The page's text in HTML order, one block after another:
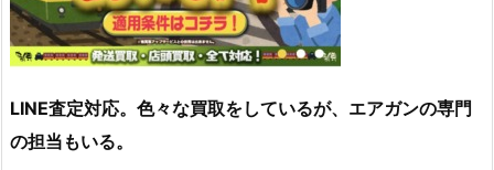
LINE査定対応。色々な買取をしているが、エアガンの専門
の担当もいる。